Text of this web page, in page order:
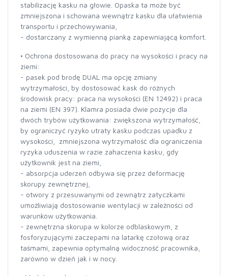
stabilizację kasku na głowie. Opaska ta może być
zmniejszona i schowana wewnątrz kasku dla ułatwienia
transportu i przechowywania,
- dostarczany z wymienną pianką zapewniającą komfort.
• Ochrona dostosowana do pracy na wysokości i pracy na
ziemi:
- pasek pod brodę DUAL ma opcję zmiany
wytrzymałości, by dostosować kask do różnych
środowisk pracy: praca na wysokości (EN 12492) i praca
na ziemi (EN 397). Klamra posiada dwie pozycje dla
dwóch trybów użytkowania: zwiększona wytrzymałość,
by ograniczyć ryzyko utraty kasku podczas upadku z
wysokości, zmniejszona wytrzymałość dla ograniczenia
ryzyka uduszenia w razie zahaczenia kasku, gdy
użytkownik jest na ziemi,
- absorpcja uderzeń odbywa się przez deformację
skorupy zewnętrznej,
- otwory z przesuwanymi od zewnątrz zatyczkami
umożliwiają dostosowanie wentylacji w zależności od
warunków użytkowania.
- zewnętrzna skorupa w kolorze odblaskowym, z
fosforyzującymi zaczepami na latarkę czołową oraz
taśmami, zapewnia optymalną widoczność pracownika,
zarówno w dzień jak i w nocy.